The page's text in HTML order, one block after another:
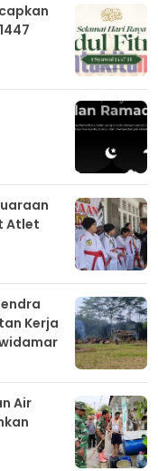
Atlet
Kerja
Air